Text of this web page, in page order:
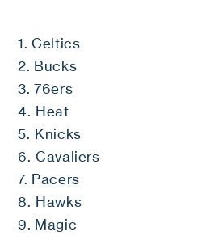
1. Celtics
2. Bucks
3. 76ers
4. Heat
5. Knicks
6. Cavaliers
7. Pacers
8. Hawks
9. Magic